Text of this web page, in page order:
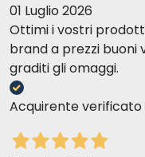
01 Luglio 2026
Ottimi i vostri
brand a prezzi buoni
graditi gli omaggi.
Acquirente verificato